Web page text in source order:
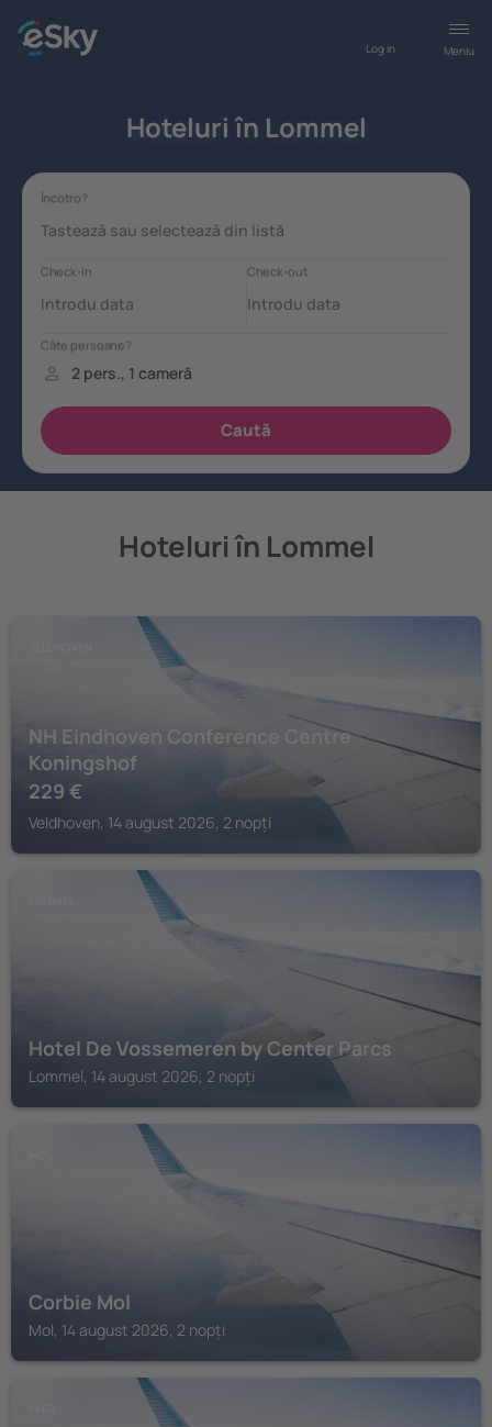
Meniu
Log in
Hoteluri în Lommel
Hoteluri în Lommel
NH Eindhoven Conference Centre
Koningshof
229 €
Veldhoven, 14 august 2026, 2 nopți
Hotel De Vossemeren by Center Parcs
Lommel, 14 august 2026, 2 nopți
Corbie Mol
Mol, 14 august 2026, 2 nopți